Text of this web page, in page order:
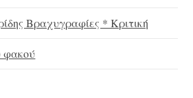
Βραχυγραφίες * Κριτική
φακού